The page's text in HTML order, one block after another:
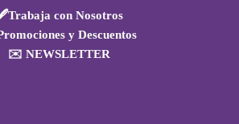
con Nosotros
y Descuentos
✉️ NEWSLETTER